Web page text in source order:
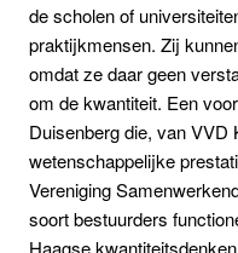
de scholen of
praktijkmensen. Zij
omdat ze daar geen
om de kwantiteit. Een
Duisenberg die, van VVD
wetenschappelijke
Vereniging
soort bestuurders
Haagse kwantiteitsdenken.